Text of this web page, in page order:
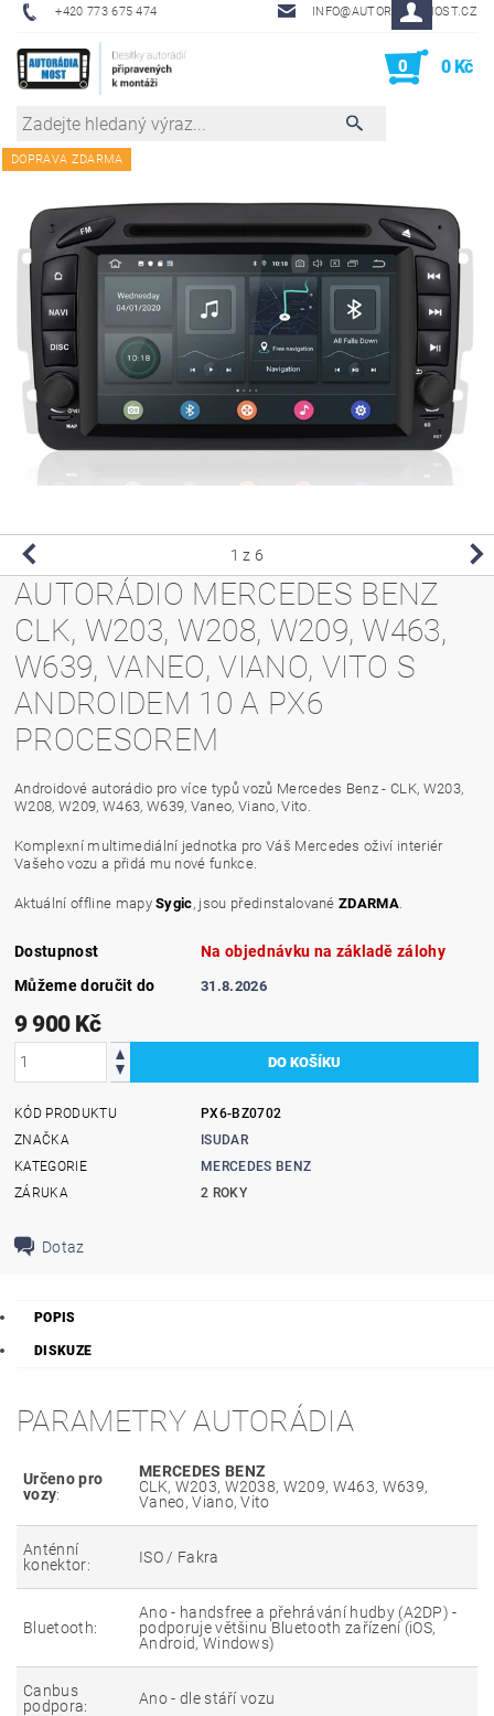
+420 773 675 474 INFO@AUTORADIA-MOST.CZ
0 0 Kč
DOPRAVA ZDARMA
1 z 6
AUTORÁDIO MERCEDES BENZ
CLK, W203, W208, W209, W463,
W639, VANEO, VIANO, VITO S
ANDROIDEM 10 A PX6
PROCESOREM
Androidové autorádio pro více typů vozů Mercedes Benz - CLK, W203,
W208, W209, W463, W639, Vaneo, Viano, Vito.
Komplexní multimediální jednotka pro Váš Mercedes oživí interiér
Vašeho vozu a přidá mu nové funkce.
Aktuální offline mapySygic, jsou předinstalovanéZDARMA
Dostupnost
Na objednávku na základě zálohy
Můžeme doručit do
31.8.2026
9 900 Kč
KÓD PRODUKTU
PX6-BZ0702
ZNAČKA
ISUDAR
KATEGORIE
MERCEDES BENZ
ZÁRUKA
2 ROKY
Dotaz
POPIS
DISKUZE
PARAMETRY AUTORÁDIA
Určeno pro
vozy:
MERCEDES BENZ
CLK, W203, W2038, W209, W463, W639,
Vaneo, Viano, Vito
Anténní
konektor:
ISO / Fakra
Bluetooth:
Ano - handsfree a přehrávání hudby (A2DP) -
podporuje většinu Bluetooth zařízení (iOS,
Android, Windows)
Canbus
podpora:
Ano - dle stáří vozu